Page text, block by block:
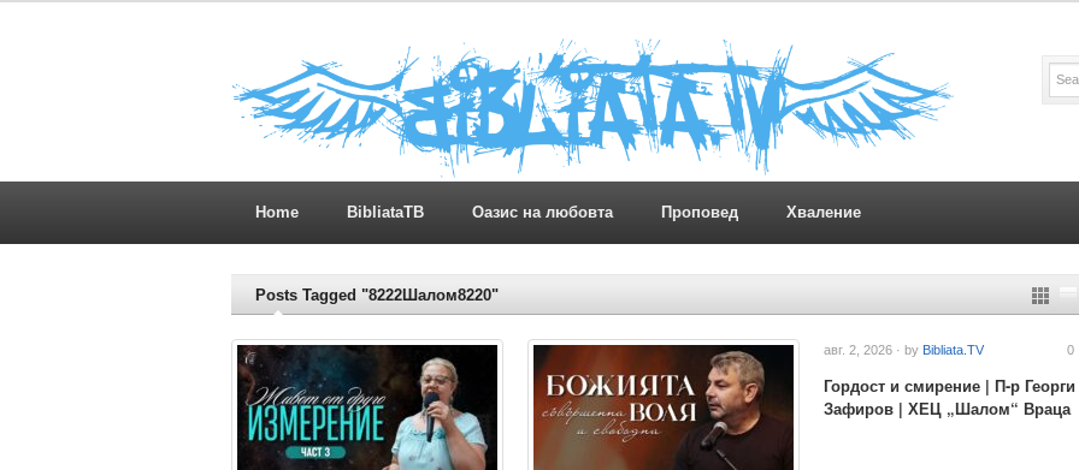
Home BibliataTB Оазис на любовта Проповед Хваление
Posts Tagged "8222Шалом8220"
авг. 2, 2026 · by Bibliata.TV 0
Гордост и смирение | П-р Георги
Зафиров | ХЕЦ „Шалом“ Враца